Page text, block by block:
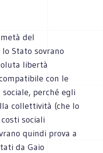
del
Stato sovrano
libertà
con le
perché egli
collettività (che lo
sociali
quindi prova a
da Gaio